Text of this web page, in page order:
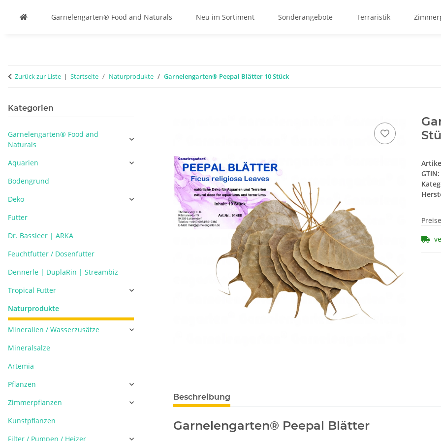
Garnelengarten® Food and Naturals Neu im Sortiment Sonderangebote Terraristik
Zurück zur Liste Startseite Naturprodukte Garnelengarten® Peepal Blätter 10 Stück
GTIN:
Beschreibung
Garnelengarten® Peepal Blätter
Kategorien
Garnelengarten® Food and
Naturals
Aquarien
Bodengrund
Deko
Futter
Dr. Bassleer | ARKA
Feuchtfutter / Dosenfutter
Dennerle | DuplaRin | Streambiz
Tropical Futter
Naturprodukte
Mineralien / Wasserzusätze
Mineralsalze
Artemia
Pflanzen
Zimmerpflanzen
Kunstpflanzen
Filter / Pumpen / Heizer